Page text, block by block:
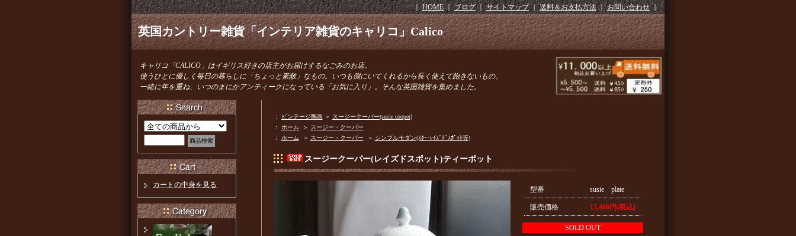
｜HOME｜ブログ｜サイトマップ｜送料＆お支払方法｜お問い合わせ｜
英国カントリー雑貨「インテリア雑貨のキャリコ」Calico
キャリコ「CALICO」はイギリス好きの店主がお届けするなごみのお店。
使うひとに優しく毎日の暮らしに「ちょっと素敵」なもの。いつも側にいてくれるから長く使えて飽きないもの。
一緒に年を重ね、いつのまにかアンティークになっている「お気に入り」。そんな英国雑貨を集めました。
： ビンテージ陶器＞ スージークーパー(susie cooper)
：
ホーム ＞ スージー・クーパー
：
ホーム ＞ スージー・クーパー ＞ シンプルモダン(ｽﾀｰ･ﾚｲｽﾞﾄﾞｽﾎﾟｯﾄ等)
スージークーパー(レイズドスポット)ティーポット
型番 susie plate
販売価格 15,400円(税込)
SOLD OUT
カートの中身を見る